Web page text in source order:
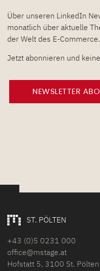
Über unseren LinkedIn
monatlich über aktuelle
der Welt des E-Commerce.
Jetzt abonnieren und
NEWSLETTER
ST. PÖLTEN
+43 (0)5 0231 000
office@mstage.at
Hofstatt 5, 3100 St. Pölten